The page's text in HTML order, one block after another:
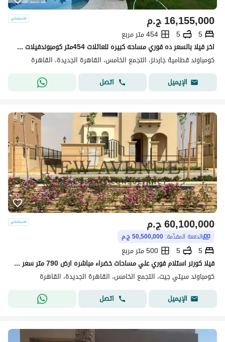
ج.م16,155,000
5
5
454 متر مربع
اخر فيلا بالسعر ده فوري مساحه كبيره للعائلات 454متر كومبوندفيلات فقط فيه كل الخدمات والمرافق غاز وكهرباء ومياه و تليفون ارضيفي التجمع الخامس خلف الجامعه الامريكيه امام مونتن فيو و قطاميهديونز وخلف الباتيو 7
كومباوند قطامية جاردنز، التجمع الخامس، القاهرة الجديدة، القاهرة
الإيميل
اتصل
ج.م60,100,000
الدفعة المقدّمة: 50,500,000 ج.م
5
5
500 متر مربع
فيلا كورنر استلام فوري علي مساحات خضراء مباشره ارض 790 متر سعر مغري جداً 5 غرف نوم سعر مغري جداً فرصه اسكن الان City Gate
كومباوند سيتي جيت، التجمع الخامس، القاهرة الجديدة، القاهرة
الإيميل
اتصل